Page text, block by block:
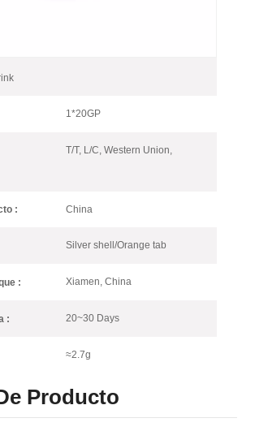
1*20GP
T/T, L/C, Western Union,
: China
Silver shell/Orange tab
: Xiamen, China
: 20~30 Days
≈2.7g
Producto